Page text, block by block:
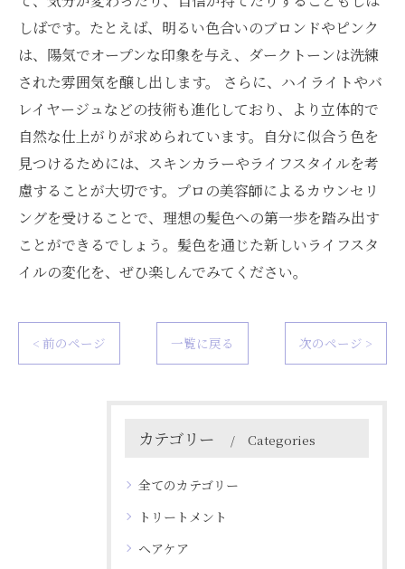
しばです。たとえば、明るい色合いのブロンドやピンク
は、陽気でオープンな印象を与え、ダークトーンは洗練
された雰囲気を醸し出します。 さらに、ハイライトやバ
レイヤージュなどの技術も進化しており、より立体的で
自然な仕上がりが求められています。自分に似合う色を
見つけるためには、スキンカラーやライフスタイルを考
慮することが大切です。プロの美容師によるカウンセリ
ングを受けることで、理想の髪色への第一歩を踏み出す
ことができるでしょう。髪色を通じた新しいライフスタ
イルの変化を、ぜひ楽しんでみてください。
< 前のページ 一覧に戻る 次のページ >
カテゴリー Categories
全てのカテゴリー
トリートメント
ヘアケア